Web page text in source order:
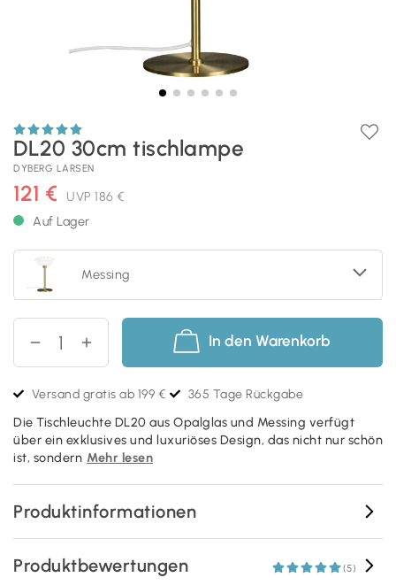
DL20 30cm tischlampe
DYBERG LARSEN
121 € UVP 186 €
Auf Lager
Messing
In den Warenkorb
Versand gratis ab 199 € 365 Tage Rückgabe
Die Tischleuchte DL20 aus Opalglas und Messing verfügt
über ein exklusives und luxuriöses Design, das nicht nur schön
ist, sondern Mehr lesen
Produktinformationen
Produktbewertungen (5)